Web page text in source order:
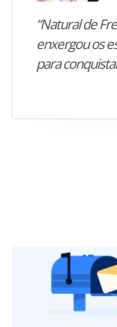
“Natural de
enxergou os
para